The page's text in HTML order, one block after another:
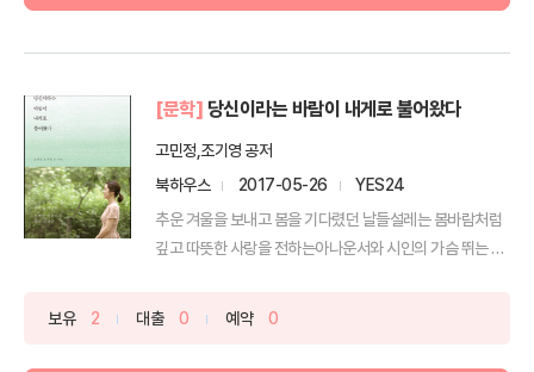
[문학] 당신이라는 바람이 내게로 불어왔다
고민정,조기영 공저
북하우스
2017-05-26
YES24
추운 겨울을 보내고 봄을 기다렸던 날들설레는 봄바람처럼
깊고 따뜻한 사랑을 전하는아나운서와 시인의 가슴 뛰는 삶
보유 2 대출 0 예약 0